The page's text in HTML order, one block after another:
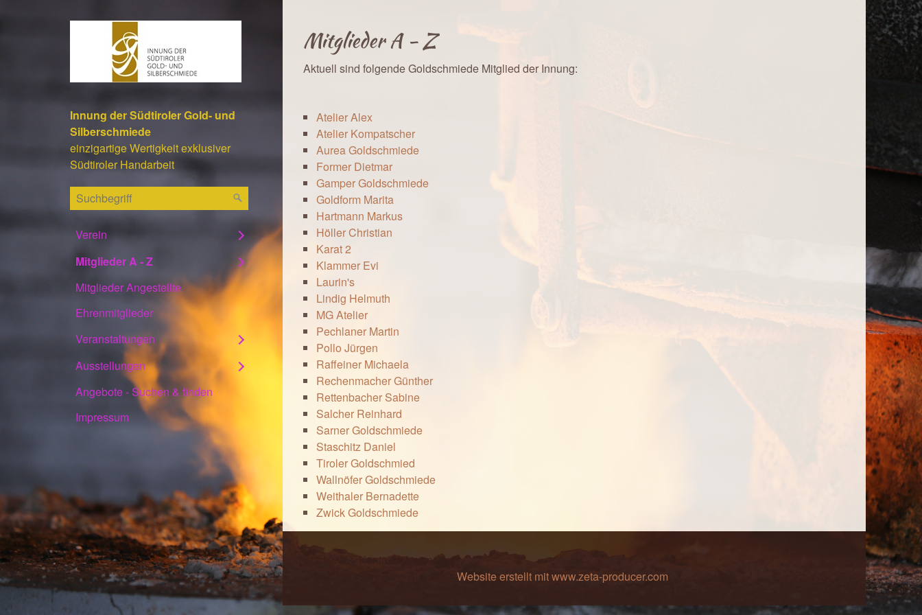
Innung der Südtiroler Gold- und
Silberschmiede
einzigartige Wertigkeit exklusiver
Südtiroler Handarbeit
Verein
Mitglieder A - Z
Mitglieder Angestellte
Ehrenmitglieder
Veranstaltungen
Ausstellungen
Angebote - Suchen & finden
Impressum
Mitglieder A - Z
Aktuell sind folgende Goldschmiede Mitglied der Innung:
Atelier Alex
Atelier Kompatscher
Aurea Goldschmiede
Former Dietmar
Gamper Goldschmiede
Goldform Marita
Hartmann Markus
Höller Christian
Karat 2
Klammer Evi
Laurin's
Lindig Helmuth
MG Atelier
Pechlaner Martin
Pollo Jürgen
Raffeiner Michaela
Rechenmacher Günther
Rettenbacher Sabine
Salcher Reinhard
Sarner Goldschmiede
Staschitz Daniel
Tiroler Goldschmied
Wallnöfer Goldschmiede
Weithaler Bernadette
Zwick Goldschmiede
Impressum
Website erstellt mit www.zeta-producer.com